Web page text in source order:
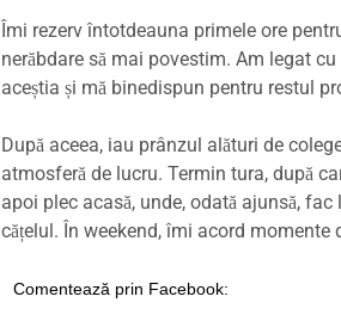
Îmi rezerv întotdeauna primele ore
nerăbdare să mai povestim. Am legat
aceștia și mă binedispun pentru restul
După aceea, iau prânzul alături de
atmosferă de lucru. Termin tura, după
apoi plec acasă, unde, odată ajunsă,
cățelul. În weekend, îmi acord momente
Comentează prin Facebook: